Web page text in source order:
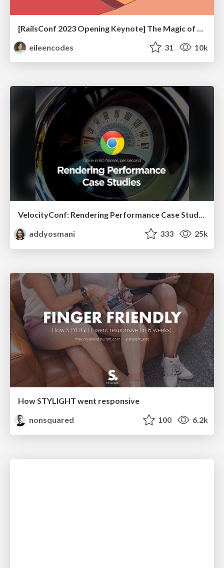
eileencodes
31 10k
VelocityConf: Rendering Performance Case Studies
addyosmani
333 25k
How STYLIGHT went responsive
nonsquared
100 6.2k